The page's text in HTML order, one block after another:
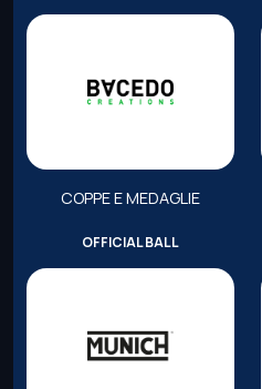
COPPE E MEDAGLIE
OFFICIAL BALL